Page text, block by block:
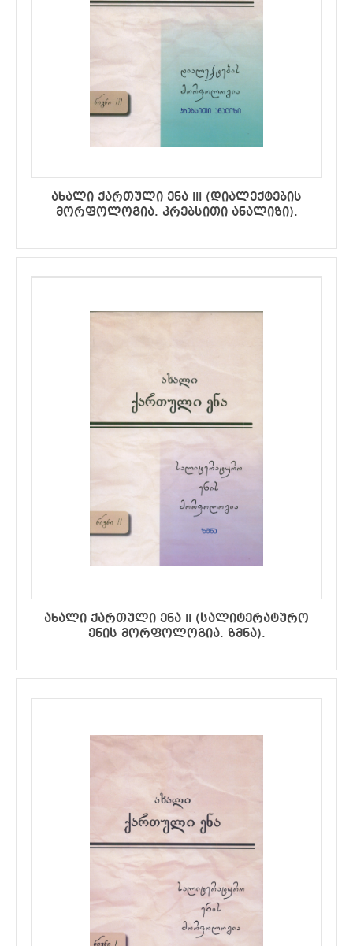
ახალი ქართული ენა III (დიალექტების
მორფოლოგია. კრებსითი ანალიზი).
ახალი ქართული ენა II (სალიტერატურო
ენის მორფოლოგია. ზმნა).